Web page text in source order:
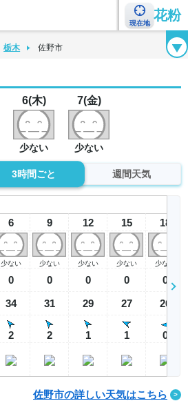
現在地
花粉
花粉症チェックシート 花粉症ハンドブック
栃木 佐野市
6(木)
少ない
7(金)
少ない
3時間ごと 週間天気
6
少ない
0
34
2
9
少ない
0
31
2
12
少ない
0
29
1
15
少ない
0
27
1
18
少ない
0
26
0
佐野市の詳しい天気はこちら